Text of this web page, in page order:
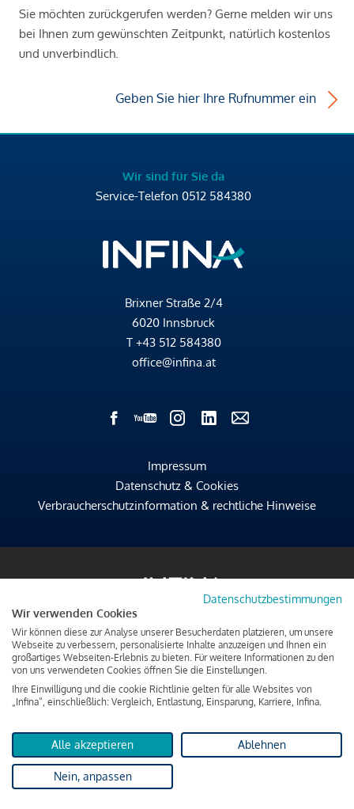
Sie möchten zurückgerufen werden? Gerne melden wir uns
bei Ihnen zum gewünschten Zeitpunkt, natürlich kostenlos
und unverbindlich.
Geben Sie hier Ihre Rufnummer ein
Wir sind für Sie da
Service-Telefon 0512 584380
Brixner Straße 2/4
6020 Innsbruck
T +43 512 584380
office@infina.at
Impressum
Datenschutz & Cookies
Verbraucherschutzinformation & rechtliche Hinweise
Datenschutzbestimmungen
Wir verwenden Cookies
Wir können diese zur Analyse unserer Besucherdaten platzieren, um unsere
Webseite zu verbessern, personalisierte Inhalte anzuzeigen und Ihnen ein
großartiges Webseiten-Erlebnis zu bieten. Für weitere Informationen zu den
von uns verwendeten Cookies öffnen Sie die Einstellungen.
Ihre Einwilligung und die cookie Richtlinie gelten für alle Websites von
„Infina“, einschließlich: Vergleich, Entlastung, Einsparung, Karriere, Infina.
Alle akzeptieren Ablehnen
Nein, anpassen